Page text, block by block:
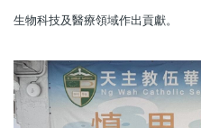
生物科技及醫療領域作出貢獻。